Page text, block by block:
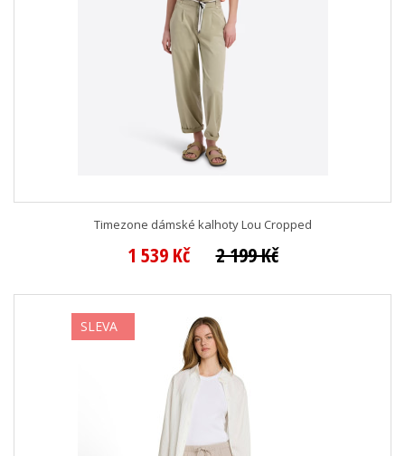
Timezone dámské kalhoty Lou Cropped
1 539 Kč 2 199 Kč
SLEVA